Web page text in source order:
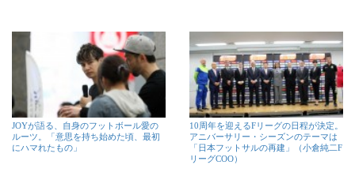
JOYが語る、自身のフットボール愛の
ルーツ。「意思を持ち始めた頃、最初
にハマれたもの」
10周年を迎えるFリーグの日程が決定。
アニバーサリー・シーズンのテーマは
「日本フットサルの再建」（小倉純二F
リーグCOO）